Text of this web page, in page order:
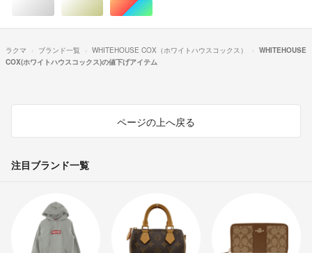
シルバー/銀色系ゴールド/金色系マルチカラー
ラクマ ブランド一覧 WHITEHOUSE COX（ホワイトハウスコックス）
WHITEHOUSE
COX(ホワイトハウスコックス)の値下げアイテム
ページの上へ戻る
注目ブランド一覧